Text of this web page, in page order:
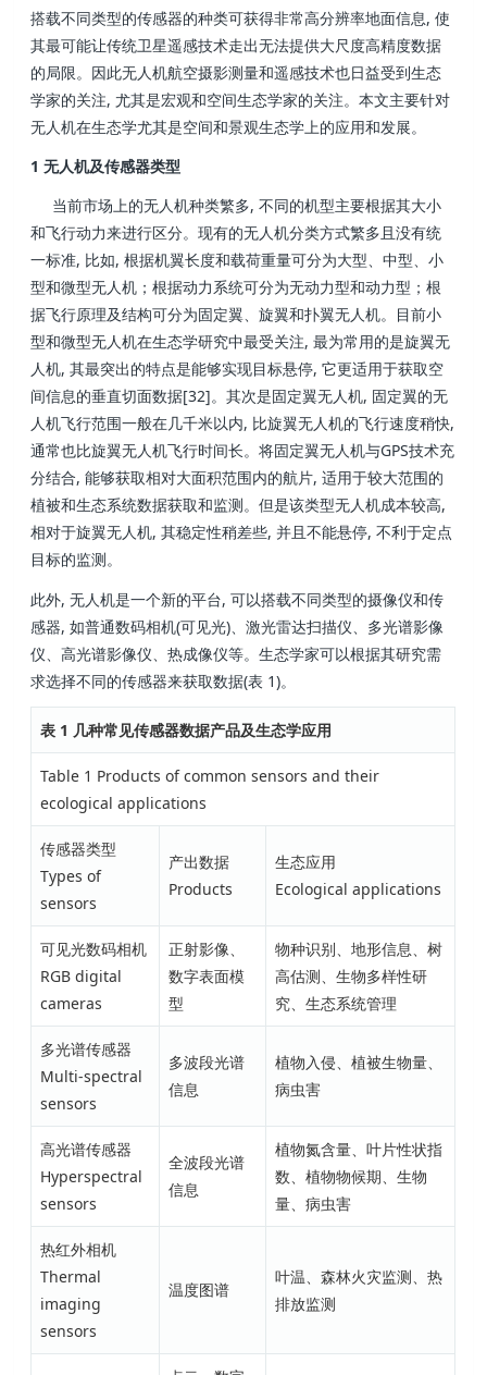
搭载不同类型的传感器的种类可获得非常高分辨率地面信息, 使
其最可能让传统卫星遥感技术走出无法提供大尺度高精度数据
的局限。因此无人机航空摄影测量和遥感技术也日益受到生态
学家的关注, 尤其是宏观和空间生态学家的关注。本文主要针对
无人机在生态学尤其是空间和景观生态学上的应用和发展。
1 无人机及传感器类型
当前市场上的无人机种类繁多, 不同的机型主要根据其大小
和飞行动力来进行区分。现有的无人机分类方式繁多且没有统
一标准, 比如, 根据机翼长度和载荷重量可分为大型、中型、小
型和微型无人机；根据动力系统可分为无动力型和动力型；根
据飞行原理及结构可分为固定翼、旋翼和扑翼无人机。目前小
型和微型无人机在生态学研究中最受关注, 最为常用的是旋翼无
人机, 其最突出的特点是能够实现目标悬停, 它更适用于获取空
间信息的垂直切面数据[32]。其次是固定翼无人机, 固定翼的无
人机飞行范围一般在几千米以内, 比旋翼无人机的飞行速度稍快,
通常也比旋翼无人机飞行时间长。将固定翼无人机与GPS技术充
分结合, 能够获取相对大面积范围内的航片, 适用于较大范围的
植被和生态系统数据获取和监测。但是该类型无人机成本较高,
相对于旋翼无人机, 其稳定性稍差些, 并且不能悬停, 不利于定点
目标的监测。
此外, 无人机是一个新的平台, 可以搭载不同类型的摄像仪和传
感器, 如普通数码相机(可见光)、激光雷达扫描仪、多光谱影像
仪、高光谱影像仪、热成像仪等。生态学家可以根据其研究需
求选择不同的传感器来获取数据(表 1)。
表 1 几种常见传感器数据产品及生态学应用
Table 1 Products of common sensors and their
ecological applications
传感器类型
Types of
sensors
产出数据
Products
生态应用
Ecological applications
可见光数码相机
RGB digital
cameras
正射影像、
数字表面模
型
物种识别 、地形信息
、树
高估测 、生物多样性研
究 、生态系统管理
多光谱传感器
Multi-spectral
sensors
多波段光谱
信息
植物入侵 、植被生物量
病虫害
高光谱传感器
Hyperspectral
sensors
全波段光谱
信息
植物氮含量 、叶片性状指
数 、植物物候期 、生物
量 、病虫害
热红外相机
Thermal
imaging
sensors
温度图谱
叶温 、森林火灾监测 、热
排放监测